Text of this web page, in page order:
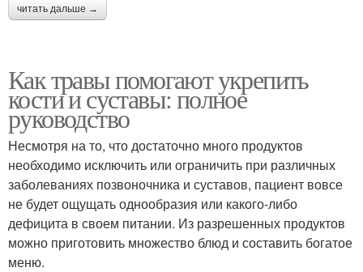
читать дальше →
Как травы помогают укрепить
кости и суставы: полное
руководство
Несмотря на то, что достаточно много продуктов
необходимо исключить или ограничить при различных
заболеваниях позвоночника и суставов, пациент вовсе
не будет ощущать однообразия или какого-либо
дефицита в своем питании. Из разрешенных продуктов
можно приготовить множество блюд и составить богатое
меню.